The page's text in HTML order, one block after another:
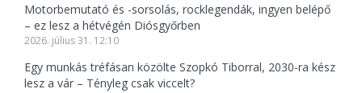
Motorbemutató és -sorsolás, rocklegendák, ingyen belépő
– ez lesz a hétvégén Diósgyőrben
2026. július 31. 12:10
Egy munkás tréfásan közölte Szopkó Tiborral, 2030-ra kész
lesz a vár – Tényleg csak viccelt?